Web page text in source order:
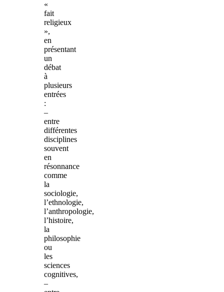
«
fait
religieux
»,
en
présentant
un
débat
à
plusieurs
entrées
:
–
entre
différentes
disciplines
souvent
en
résonnance
comme
la
sociologie,
l’ethnologie,
l’anthropologie,
l’histoire,
la
philosophie
ou
les
sciences
cognitives,
–